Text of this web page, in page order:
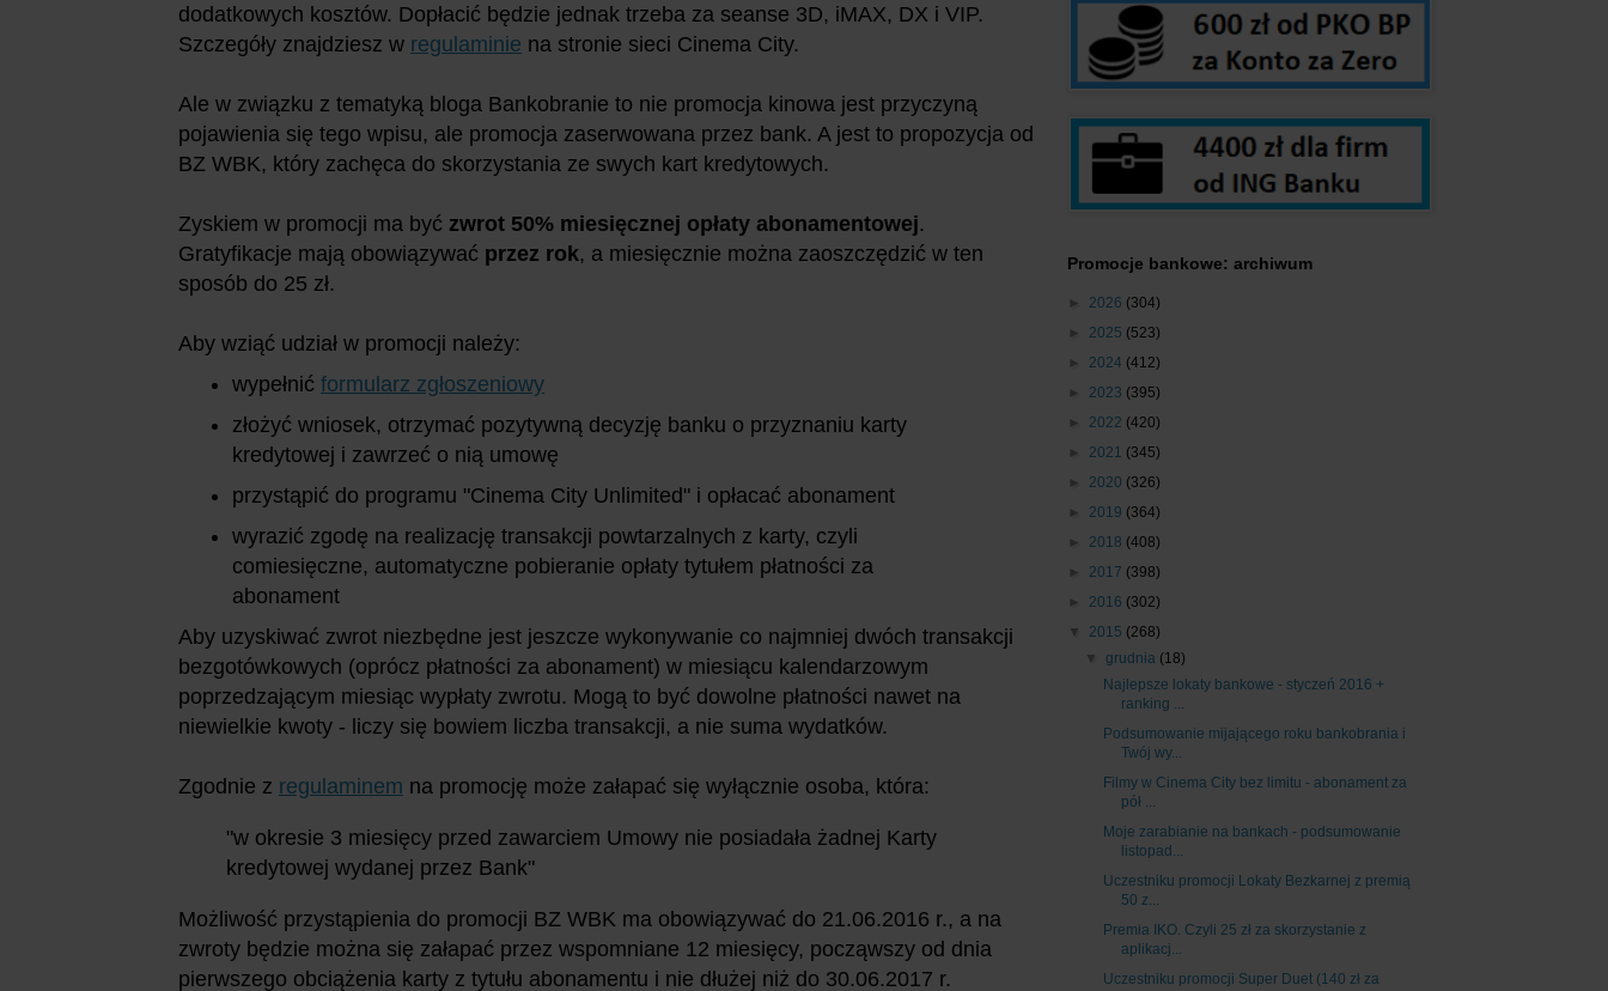
dodatkowych kosztów. Dopłacić będzie jednak trzeba za seanse 3D, iMAX, DX i VIP.
Szczegóły znajdziesz w regulaminie na stronie sieci Cinema City.
Ale w związku z tematyką bloga Bankobranie to nie promocja kinowa jest przyczyną
pojawienia się tego wpisu, ale promocja zaserwowana przez bank. A jest to propozycja od
BZ WBK, który zachęca do skorzystania ze swych kart kredytowych.
Zyskiem w promocji ma być zwrot 50% miesięcznej opłaty abonamentowej.
Gratyfikacje mają obowiązywać przez rok, a miesięcznie można zaoszczędzić w ten
sposób do 25 zł.
Aby wziąć udział w promocji należy:
wypełnić formularz zgłoszeniowy
złożyć wniosek, otrzymać pozytywną decyzję banku o przyznaniu karty
kredytowej i zawrzeć o nią umowę
przystąpić do programu "Cinema City Unlimited" i opłacać abonament
wyrazić zgodę na realizację transakcji powtarzalnych z karty, czyli
comiesięczne, automatyczne pobieranie opłaty tytułem płatności za
abonament
Aby uzyskiwać zwrot niezbędne jest jeszcze wykonywanie co najmniej dwóch transakcji
bezgotówkowych (oprócz płatności za abonament) w miesiącu kalendarzowym
poprzedzającym miesiąc wypłaty zwrotu. Mogą to być dowolne płatności nawet na
niewielkie kwoty - liczy się bowiem liczba transakcji, a nie suma wydatków.
Zgodnie z regulaminem na promocję może załapać się wyłącznie osoba, która:
"w okresie 3 miesięcy przed zawarciem Umowy nie posiadała żadnej Karty
kredytowej wydanej przez Bank"
Możliwość przystąpienia do promocji BZ WBK ma obowiązywać do 21.06.2016 r., a na
zwroty będzie można się załapać przez wspomniane 12 miesięcy, począwszy od dnia
pierwszego obciążenia karty z tytułu abonamentu i nie dłużej niż do 30.06.2017 r.
Promocje bankowe: archiwum
► 2026 (304)
► 2025 (523)
► 2024 (412)
► 2023 (395)
► 2022 (420)
► 2021 (345)
► 2020 (326)
► 2019 (364)
► 2018 (408)
► 2017 (398)
► 2016 (302)
▼ 2015 (268)
▼grudnia (18)
Najlepsze lokaty bankowe - styczeń 2016 +
ranking ...
Podsumowanie mijającego roku bankobrania i
Twój wy...
Filmy w Cinema City bez limitu - abonament za
pół ...
Moje zarabianie na bankach - podsumowanie
listopad...
Uczestniku promocji Lokaty Bezkarnej z premią
50 z...
Premia IKO. Czyli 25 zł za skorzystanie z
aplikacj...
Uczestniku promocji Super Duet (140 zł za